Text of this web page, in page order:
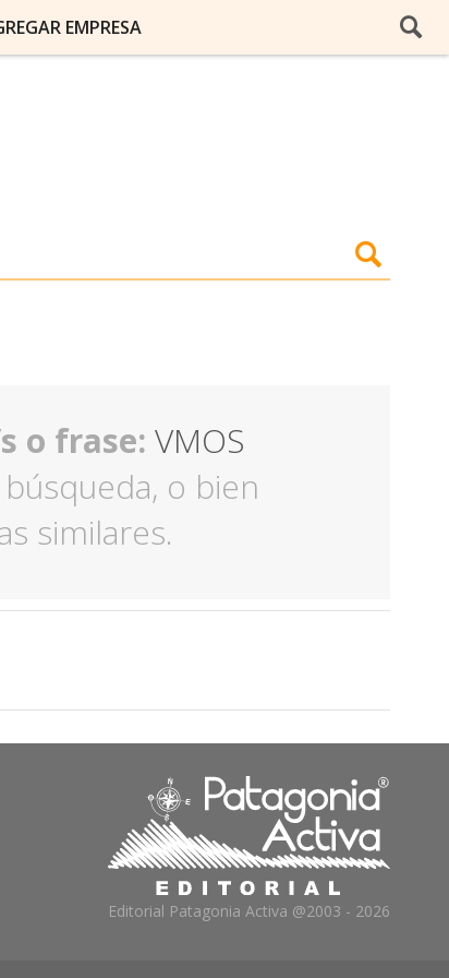
EMPRESA
o frase: VMOS
o bien
similares.
Editorial Patagonia Activa @2003 - 2026